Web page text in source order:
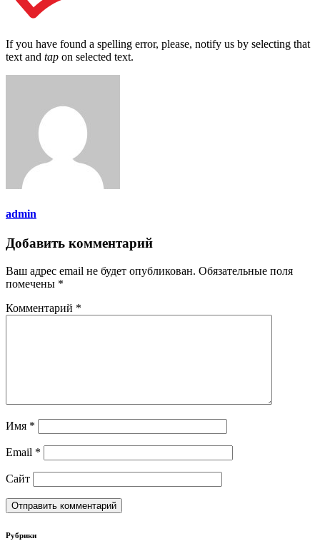
If you have found a spelling error, please, notify us by selecting that
text and tap on selected text.
admin
Добавить комментарий
Ваш адрес email не будет опубликован. Обязательные поля
помечены *
Комментарий *
Имя *
Email *
Сайт
Рубрики